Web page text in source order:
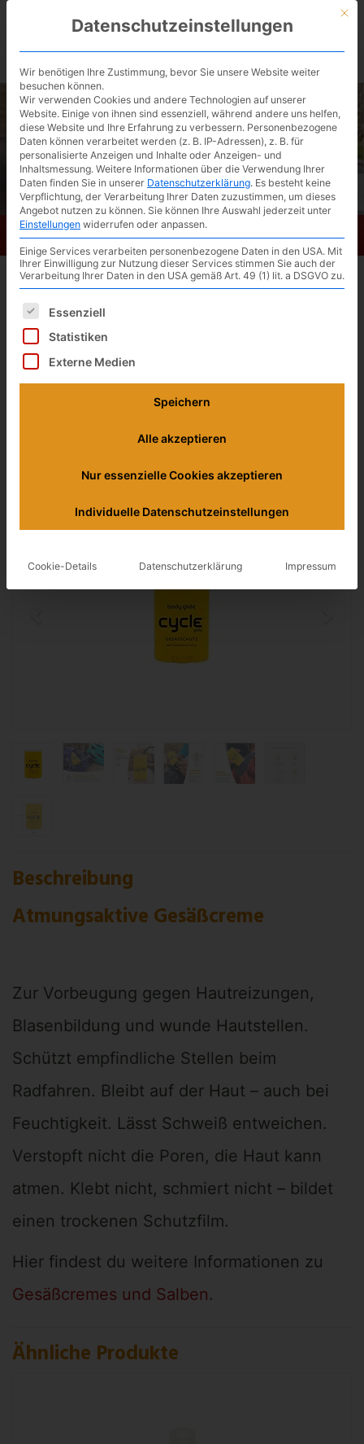
Skip
content
BIKESATTEL.de / kostenlose Ergonomie-
Bikesattel.de
Body Glide Cycle Gesäßbalsam
18,95 €
Beschreibung
Atmungsaktive Gesäßcreme
Zur Vorbeugung gegen Hautreizungen,
Blasenbildung und wunde Hautstellen.
Schützt empfindliche Stellen beim
Radfahren. Bleibt auf der Haut – auch bei
Feuchtigkeit. Lässt Schweiß entweichen.
Verstopft nicht die Poren, die Haut kann
atmen. Klebt nicht, schmiert nicht – bildet
einen trockenen Schutzfilm.
Hier findest du weitere Informationen zu
Gesäßcremes und Salben.
Ähnliche Produkte
Mit
Datenschutzeinstellungen
Wir benötigen Ihre Zustimmung, bevor Sie unsere Website weiter
besuchen können.
Wir verwenden Cookies und andere Technologien auf unserer
Website. Einige von ihnen sind essenziell, während andere uns helfen,
diese Website und Ihre Erfahrung zu verbessern. Personenbezogene
Daten können verarbeitet werden (z. B. IP-Adressen), z. B. für
personalisierte Anzeigen und Inhalte oder Anzeigen- und
Inhaltsmessung. Weitere Informationen über die Verwendung Ihrer
Daten finden Sie in unserer Datenschutzerklärung. Es besteht keine
Verpflichtung, der Verarbeitung Ihrer Daten zuzustimmen, um dieses
Angebot nutzen zu können. Sie können Ihre Auswahl jederzeit unter
Einstellungen widerrufen oder anpassen.
Einige Services verarbeiten personenbezogene Daten in den USA. Mit
Ihrer Einwilligung zur Nutzung dieser Services stimmen Sie auch der
Verarbeitung Ihrer Daten in den USA gemäß Art. 49 (1) lit. a DSGVO zu.
Es folgt eine Liste der Service-Gruppen, für die eine
Essenziell
Statistiken
Externe Medien
Speichern
Alle akzeptieren
Nur essenzielle Cookies akzeptieren
Individuelle Datenschutzeinstellungen
Cookie-Details Datenschutzerklärung Impressum